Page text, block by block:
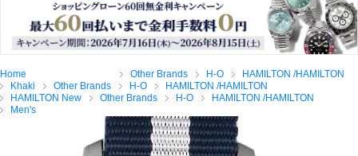
新規会員登録 ログイン
ブランドから探す
Home Other Brands H-O
HAMILTON /HAMILTON
Khaki
Other Brands H-O
HAMILTON /HAMILTON
HAMILTON New
Other Brands H-O
HAMILTON /HAMILTON
Men's